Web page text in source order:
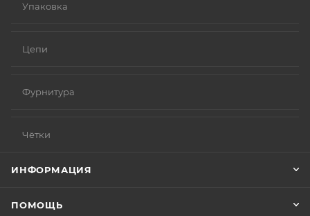
Упаковка
Цепи
Фурнитура
Чётки
ИНФОРМАЦИЯ
ПОМОЩЬ